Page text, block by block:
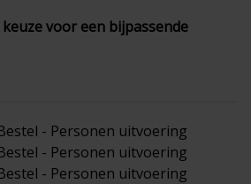
voor een bijpassende
- Personen uitvoering
- Personen uitvoering
- Personen uitvoering